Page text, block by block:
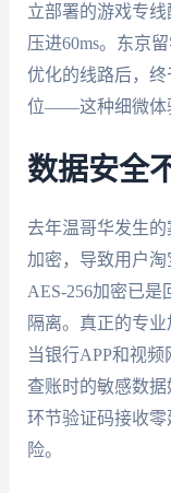
立部署的游戏专
压进60ms。东京
优化的线路后，
位——这种细微体
数据安全
去年温哥华发生
加密，导致用户
AES-256加密已
隔离。真正的专
当银行APP和视
查账时的敏感数
环节验证码接收
险。